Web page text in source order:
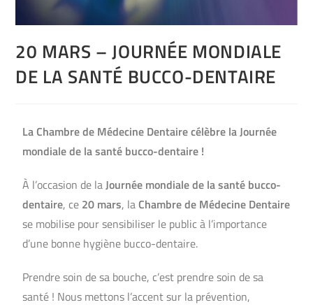
20 MARS – JOURNÉE MONDIALE
DE LA SANTÉ BUCCO-DENTAIRE
La Chambre de Médecine Dentaire célèbre la Journée
mondiale de la santé bucco-dentaire !
À l’occasion de laJournée mondiale de la santé bucco-
dentaire, ce 20 mars, la Chambre de Médecine Dentaire
se mobilise pour sensibiliser le public à l’importance
d’une bonne hygiène bucco-dentaire.
Prendre soin de sa bouche, c’est prendre soin de sa
santé ! Nous mettons l’accent sur la prévention,